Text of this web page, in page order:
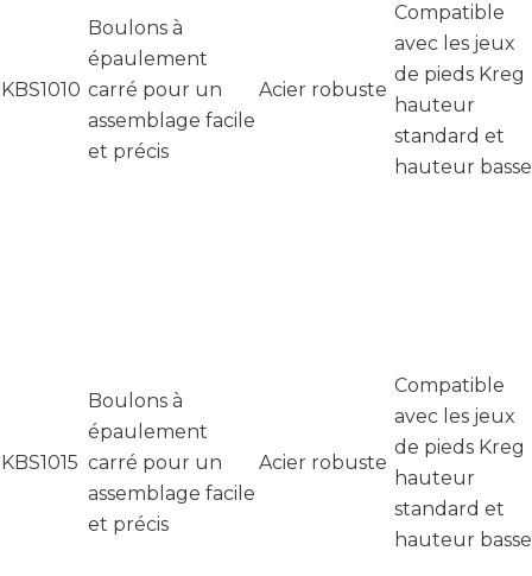
KBS1010
Boulons à
épaulement
carré pour un
assemblage facile
et précis
Acier robuste
Compatible
avec les jeux
de pieds Kreg
hauteur
standard et
hauteur basse
KBS1015
Boulons à
épaulement
carré pour un
assemblage facile
et précis
Acier robuste
Compatible
avec les jeux
de pieds Kreg
hauteur
standard et
hauteur basse